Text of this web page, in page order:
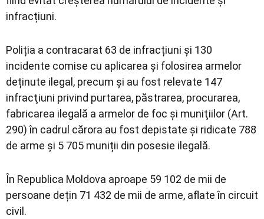
infracțiuni.
Poliția a contracarat 63 de infracțiuni și 130
incidente comise cu aplicarea și folosirea armelor
deținute ilegal, precum și au fost relevate 147
infracţiuni privind purtarea, păstrarea, procurarea,
fabricarea ilegală a armelor de foc şi muniţiilor (Art.
290) în cadrul cărora au fost depistate și ridicate 788
de arme și 5 705 muniții din posesie ilegală.
În Republica Moldova aproape 59 102 de mii de
persoane dețin 71 432 de mii de arme, aflate în circuit
civil.